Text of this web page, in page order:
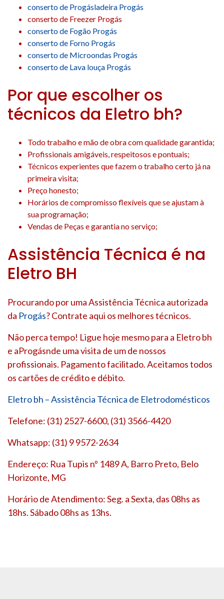
conserto de Progásladeira Progás
conserto de Freezer Progás
conserto de Fogão Progás
conserto de Forno Progás
conserto de Microondas Progás
conserto de Lava louça Progás
Por que escolher os
técnicos da Eletro bh?
Todo trabalho e mão de obra com qualidade garantida;
Profissionais amigáveis, respeitosos e pontuais;
Técnicos experientes que fazem o trabalho certo já na
primeira visita;
Preço honesto;
Horários de compromisso flexíveis que se ajustam à
sua programação;
Vendas de Peças e garantia no serviço;
Assistência Técnica é na
Eletro BH
Procurando por uma Assistência Técnica autorizada
da Progás? Contrate aqui os melhores técnicos.
Não perca tempo! Ligue hoje mesmo para a Eletro bh
e aProgásnde uma visita de um de nossos
profissionais. Pagamento facilitado. Aceitamos todos
os cartões de crédito e débito.
Eletro bh – Assistência Técnica de Eletrodomésticos
Telefone: (31) 2527-6600, (31) 3566-4420
Whatsapp: (31) 9 9572-2634
Endereço: Rua Tupis nº 1489 A, Barro Preto, Belo
Horizonte, MG
Horário de Atendimento: Seg. a Sexta, das 08hs as
18hs. Sábado 08hs as 13hs.